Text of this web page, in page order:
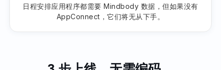
日程安排应用程序都需要 Mindbody 数据，但如果没有
AppConnect，它们将无从下手。